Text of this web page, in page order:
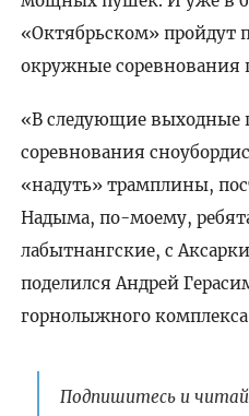
«Октябрьском» пройдут
окружные соревнования
«В следующие выходные
соревнования
«надуть» трамплины,
Надыма, по-моему,
лабытнангские, с
поделился Андрей
горнолыжного
Подпишитесь и